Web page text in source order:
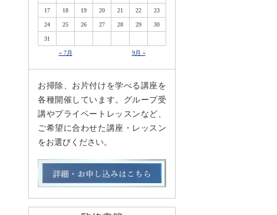
17 18 19 20 21 22 23
24 25 26 27 28 29 30
31
« 7月 9月 »
お掃除、お片付けを学べる講座を
各種開催しています。グループ受
講やプライベートレッスンなど、
ご希望に合わせた講座・レッスン
をお選びください。